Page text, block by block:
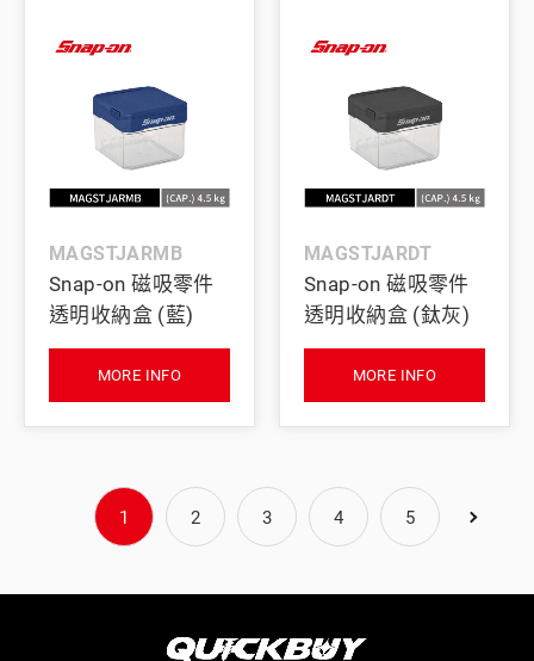
MAGSTJARMB
Snap-on 磁吸零件
透明收納盒 (藍)
MORE INFO
MAGSTJARDT
Snap-on 磁吸零件
透明收納盒 (鈦灰)
MORE INFO
1 2 3 4 5